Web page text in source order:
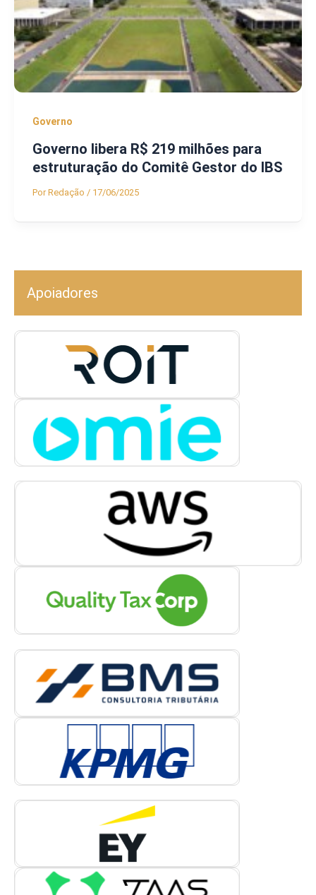
Governo
Governo libera R$ 219 milhões para
estruturação do Comitê Gestor do IBS
PorRedação / 17/06/2025
Apoiadores